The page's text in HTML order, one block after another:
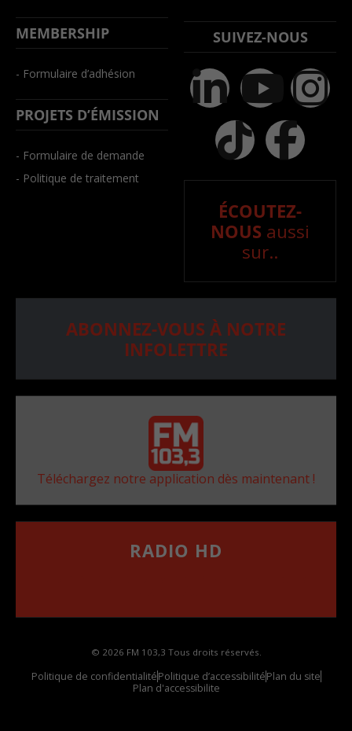
MEMBERSHIP
- Formulaire d’adhésion
PROJETS D’ÉMISSION
- Formulaire de demande
- Politique de traitement
SUIVEZ-NOUS
ÉCOUTEZ-
NOUS aussi
sur..
ABONNEZ-VOUS À NOTRE
INFOLETTRE
Téléchargez notre application dès maintenant !
RADIO HD
© 2026 FM 103,3 Tous droits réservés.
Politique de confidentialitéPolitique d’accessibilitéPlan du site
Plan d'accessibilite